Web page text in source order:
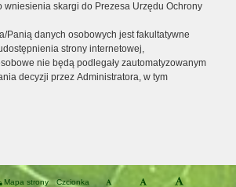
wniesienia skargi do Prezesa Urzędu Ochrony
Panią danych osobowych jest fakultatywne
strony internetowej,
nie będą podlegały zautomatyzowanym
decyzji przez Administratora, w tym
Mapa strony Czcionka